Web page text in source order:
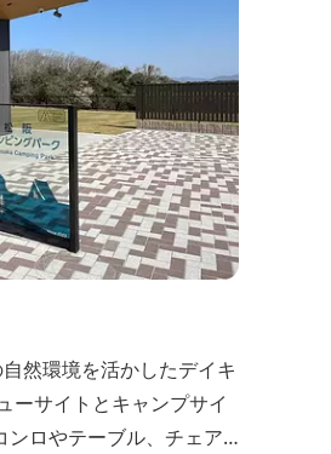
然環境を活かしたデイキ
ーサイトとキャンプサイ
ンロやテーブル、チェア